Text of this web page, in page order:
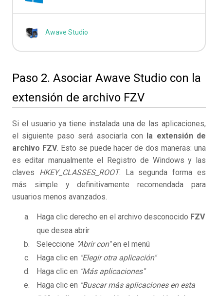
Awave Studio
Paso 2. Asociar Awave Studio con la
extensión de archivo FZV
Si el usuario ya tiene instalada una de las aplicaciones,
el siguiente paso será asociarla con la extensión de
archivo FZV. Esto se puede hacer de dos maneras: una
es editar manualmente el Registro de Windows y las
claves HKEY_CLASSES_ROOT. La segunda forma es
más simple y definitivamente recomendada para
usuarios menos avanzados.
Haga clic derecho en el archivo desconocido FZV
que desea abrir
Seleccione "Abrir con"en el menú
Haga clic en "Elegir otra aplicación"
Haga clic en "Más aplicaciones"
Haga clic en "Buscar más aplicaciones en esta